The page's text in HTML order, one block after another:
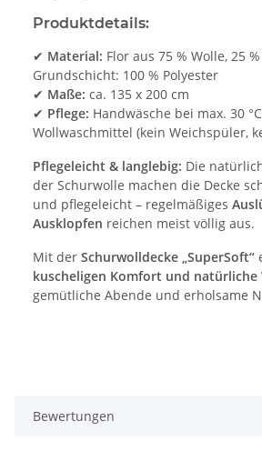
Produktdetails:
✔ Material: Flor aus 75 % Wolle, 25
Grundschicht: 100 % Polyester
✔ Maße: ca. 135 x 200 cm
✔ Pflege: Handwäsche bei max. 30
Wollwaschmittel (kein Weichspüler,
Pflegeleicht & langlebig: Die
der Schurwolle machen die Decke
und pflegeleicht – regelmäßiges
Ausklopfen reichen meist völlig aus.
Mit der Schurwolldecke „SuperSoft“
kuscheligen Komfort und natürliche
gemütliche Abende und erholsame
Bewertungen